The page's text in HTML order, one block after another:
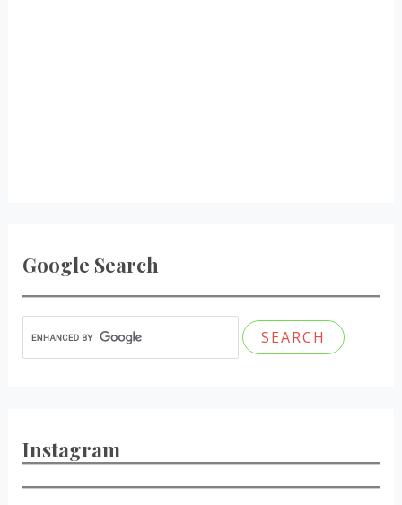
Google Search
Instagram